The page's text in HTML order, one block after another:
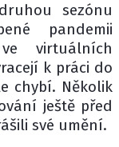
sezónu
pandemii
virtuálních
k práci do
chybí. Několik
ještě před
své umění.